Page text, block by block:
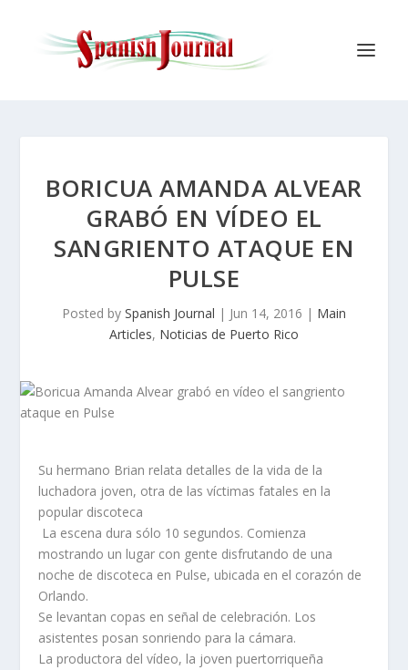
BORICUA AMANDA ALVEAR
GRABÓ EN VÍDEO EL
SANGRIENTO ATAQUE EN
PULSE
Posted by Spanish Journal | Jun 14, 2016 | Main
Articles, Noticias de Puerto Rico
Su hermano Brian relata detalles de la vida de la
luchadora joven, otra de las víctimas fatales en la
popular discoteca
La escena dura sólo 10 segundos. Comienza
mostrando un lugar con gente disfrutando de una
noche de discoteca en Pulse, ubicada en el corazón de
Orlando.
Se levantan copas en señal de celebración. Los
asistentes posan sonriendo para la cámara.
La productora del vídeo, la joven puertorriqueña